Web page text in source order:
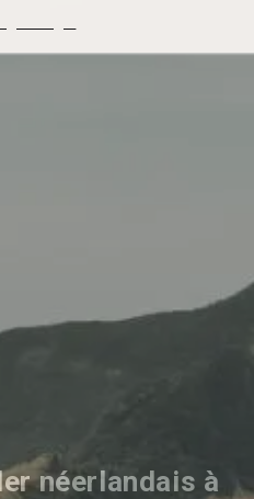
néerlandais à